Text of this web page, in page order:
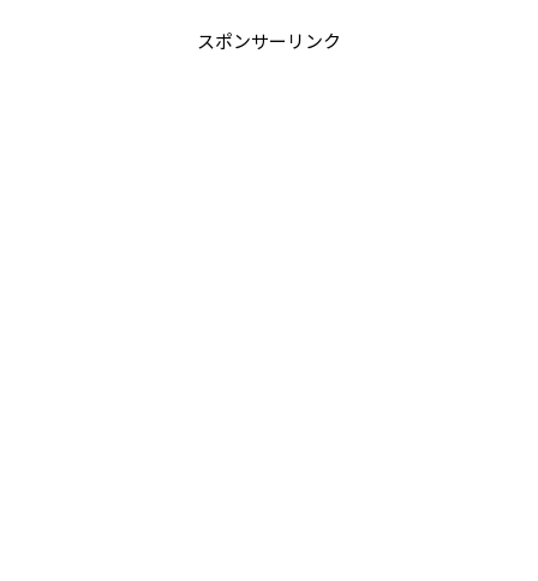
スポンサーリンク